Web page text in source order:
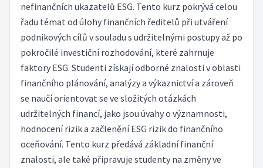
nefinančních ukazatelů ESG. Tento kurz pokrývá celou
řadu témat od úlohy finančních ředitelů při utváření
podnikových cílů v souladu s udržitelnými postupy až po
pokročilé investiční rozhodování, které zahrnuje
faktory ESG. Studenti získají odborné znalosti v oblasti
finančního plánování, analýzy a výkaznictví a zároveň
se naučí orientovat se ve složitých otázkách
udržitelných financí, jako jsou úvahy o významnosti,
hodnocení rizik a začlenění ESG rizik do finančního
oceňování. Tento kurz předává základní finanční
znalosti, ale také připravuje studenty na změny ve